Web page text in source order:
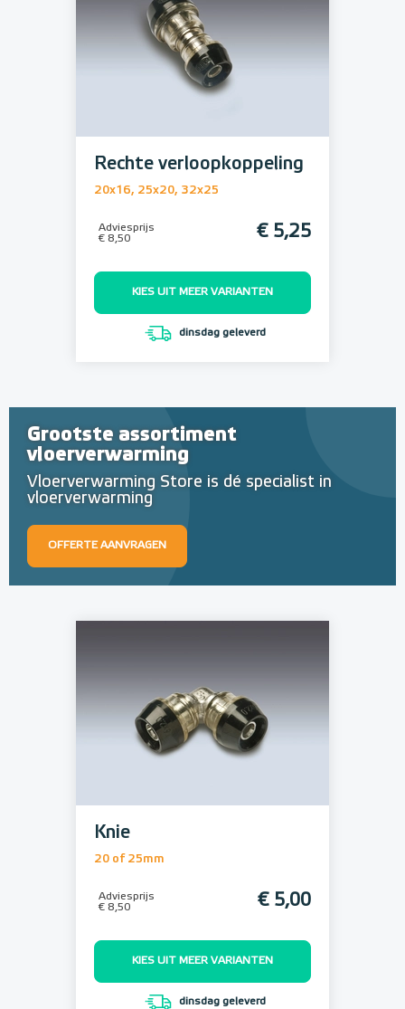
Rechte verloopkoppeling
20x16, 25x20, 32x25
Adviesprijs
€ 8,50
€ 5,25
KIES UIT MEER VARIANTEN
dinsdag geleverd
Grootste assortiment
vloerverwarming
Vloerverwarming Store is dé specialist in
vloerverwarming
OFFERTE AANVRAGEN
Knie
20 of 25mm
Adviesprijs
€ 8,50
€ 5,00
KIES UIT MEER VARIANTEN
dinsdag geleverd